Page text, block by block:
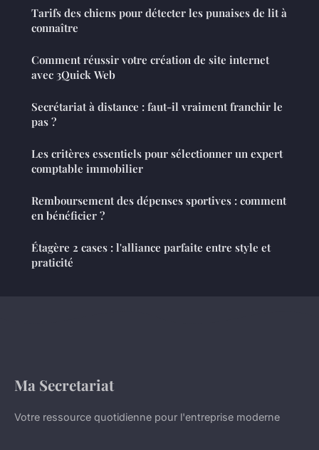
Tarifs des chiens pour détecter les punaises de lit à
connaître
Comment réussir votre création de site internet
avec 3Quick Web
Secrétariat à distance : faut-il vraiment franchir le
pas ?
Les critères essentiels pour sélectionner un expert
comptable immobilier
Remboursement des dépenses sportives : comment
en bénéficier ?
Étagère 2 cases : l'alliance parfaite entre style et
praticité
Ma Secretariat
Votre ressource quotidienne pour l'entreprise moderne